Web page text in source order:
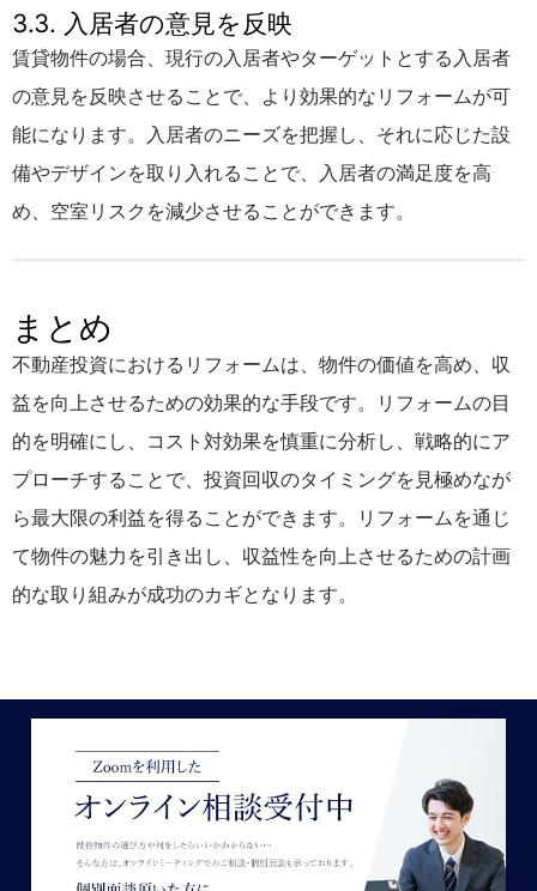
3.3. 入居者の意見を反映
賃貸物件の場合、現行の入居者やターゲットとする入居者
の意見を反映させることで、より効果的なリフォームが可
能になります。入居者のニーズを把握し、それに応じた設
備やデザインを取り入れることで、入居者の満足度を高
め、空室リスクを減少させることができます。
まとめ
不動産投資におけるリフォームは、物件の価値を高め、収
益を向上させるための効果的な手段です。リフォームの目
的を明確にし、コスト対効果を慎重に分析し、戦略的にア
プローチすることで、投資回収のタイミングを見極めなが
ら最大限の利益を得ることができます。リフォームを通じ
て物件の魅力を引き出し、収益性を向上させるための計画
的な取り組みが成功のカギとなります。